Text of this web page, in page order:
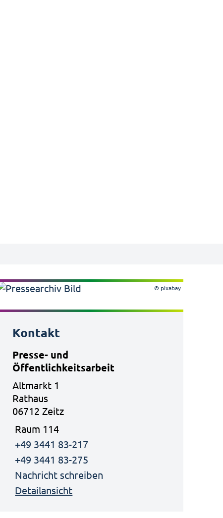
© pixabay
Kontakt
Presse- und
Öffentlichkeitsarbeit
Altmarkt 1
Rathaus
06712 Zeitz
Raum 114
+49 3441 83-217
+49 3441 83-275
Nachricht schreiben
Detailansicht